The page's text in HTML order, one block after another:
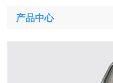
产品中心